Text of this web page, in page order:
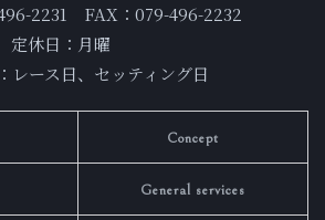
2231 FAX：079-496-2232
定休日：月曜
レース日、セッティング日
Concept
General services